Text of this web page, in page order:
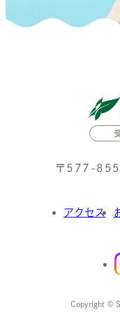
〒577-
アクセス
Copyright ©